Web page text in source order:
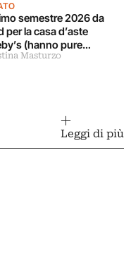
semestre 2026 da
per la casa d’aste
(hanno pure
il dinosauro più
Masturzo
Leggi di più